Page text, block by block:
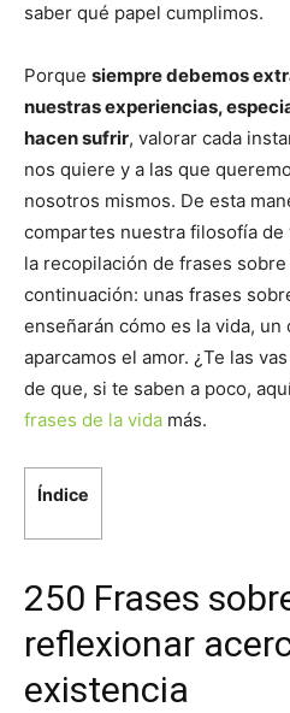
saber qué papel cumplimos.
Porque siempre debemos
nuestras experiencias,
hacen sufrir, valorar cada
nos quiere y a las que
nosotros mismos. De esta
compartes nuestra filosofía
la recopilación de frases
continuación: unas frases
enseñarán cómo es la vida,
aparcamos el amor. ¿Te las
de que, si te saben a poco,
frases de la vida más.
Índice
250 Frases
reflexionar
existencia